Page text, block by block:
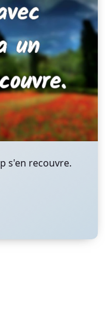
s'en recouvre.